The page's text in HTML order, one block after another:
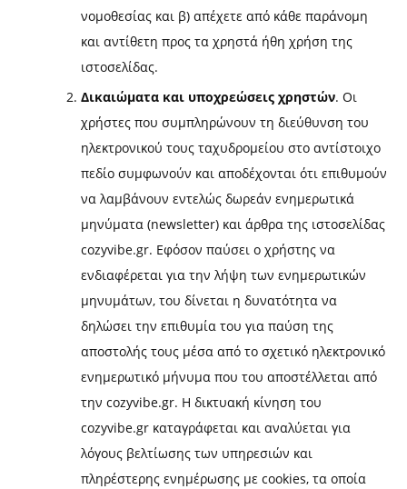
νομοθεσίας και β) απέχετε από κάθε παράνομη
και αντίθετη προς τα χρηστά ήθη χρήση της
ιστοσελίδας.
Δικαιώματα και υποχρεώσεις χρηστών. Οι
χρήστες που συμπληρώνουν τη διεύθυνση του
ηλεκτρονικού τους ταχυδρομείου στο αντίστοιχο
πεδίο συμφωνούν και αποδέχονται ότι επιθυμούν
να λαμβάνουν εντελώς δωρεάν ενημερωτικά
μηνύματα (newsletter) και άρθρα της ιστοσελίδας
cozyvibe.gr. Εφόσον παύσει ο χρήστης να
ενδιαφέρεται για την λήψη των ενημερωτικών
μηνυμάτων, του δίνεται η δυνατότητα να
δηλώσει την επιθυμία του για παύση της
αποστολής τους μέσα από το σχετικό ηλεκτρονικό
ενημερωτικό μήνυμα που του αποστέλλεται από
την cozyvibe.gr. Η δικτυακή κίνηση του
cozyvibe.gr καταγράφεται και αναλύεται για
λόγους βελτίωσης των υπηρεσιών και
πληρέστερης ενημέρωσης με cookies, τα οποία